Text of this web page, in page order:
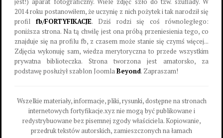
2014 roku postanowiłem, że uczynię z nich pożytek i tak narodził się
profil fb/FORTYFIKACJE. Dziś rodzi się coś równoległego:
poniższa strona. Na tą chwilę jest ona próbą przeniesienia tego, co
znajduje się na profilu fb, z czasem może stanie się czymś więcej...
Zdjęcia wykonuję sam, wiedza merytoryczna to przede wszystkim
prywatna biblioteczka. Strona tworzona jest amatorsko, za
podstawę posłużył szablon JoomlaBeyond. Zapraszam!
Wszelkie materiały, informacje, pliki, rysunki, dostępne na stronach
internetowych fortyfikacje.xyz nie mogą być publikowane i
redystrybuowane bez pisemnej zgody właściciela. Kopiowanie,
przedruk tekstów autorskich, zamieszczonych na łamach